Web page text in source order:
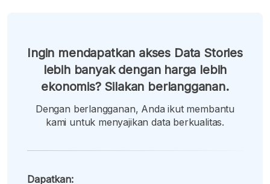
Ingin mendapatkan akses Data Stories
lebih banyak dengan harga lebih
ekonomis? Silakan berlangganan.
Dengan berlangganan, Anda ikut membantu
kami untuk menyajikan data berkualitas.
Dapatkan: